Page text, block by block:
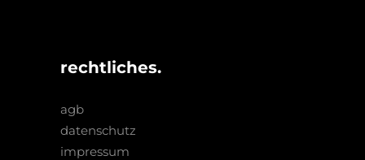
rechtliches.
agb
datenschutz
impressum